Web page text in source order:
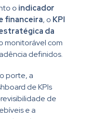
o indicador
financeira, o KPI
da
monitorável com
definidos.
porte, a
de KPIs
de
e a